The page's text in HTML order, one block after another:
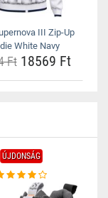
III Zip-Up
White Navy
Ft18569 Ft
ÚJDONSÁG